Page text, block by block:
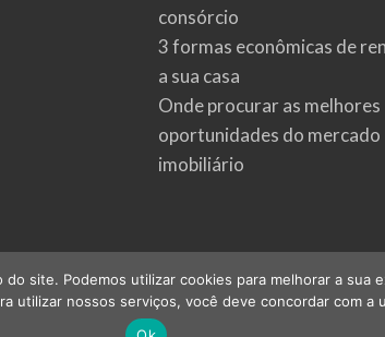
consórcio
3 formas econômicas de
a sua casa
Onde procurar as melhores
oportunidades do mercado
imobiliário
imoveis.net| Todos os direitos reservados.
site. Podemos utilizar cookies para melhorar a
utilizar nossos serviços, você deve concordar com a